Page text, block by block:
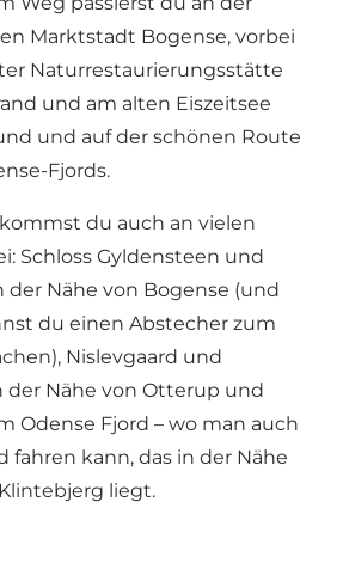
Marktstadt Bogense, vorbei
Naturrestaurierungsstätte
und am alten Eiszeitsee
und auf der schönen Route
Fjords.
du auch an vielen
Schloss Gyldensteen und
der Nähe von Bogense (und
du einen Abstecher zum
Nislevgaard und
der Nähe von Otterup und
Odense Fjord – wo man auch
fahren kann, das in der Nähe
liegt.